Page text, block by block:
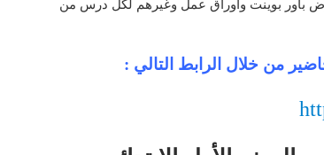
باور بوينت وأوراق عمل وغيرهم لكل درس من
من خلال الرابط التالي :